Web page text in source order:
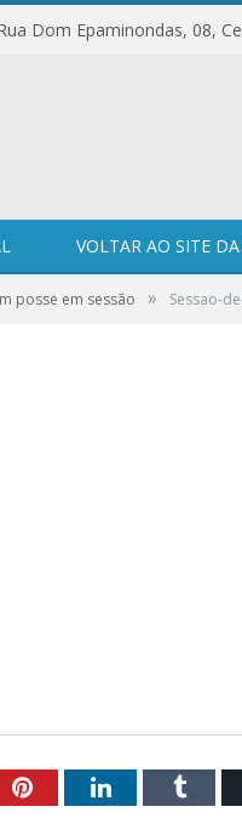
Dom Epaminondas,
VOLTAR AO SITE
posse em sessão » Sessao-
PinterestLinkedIn